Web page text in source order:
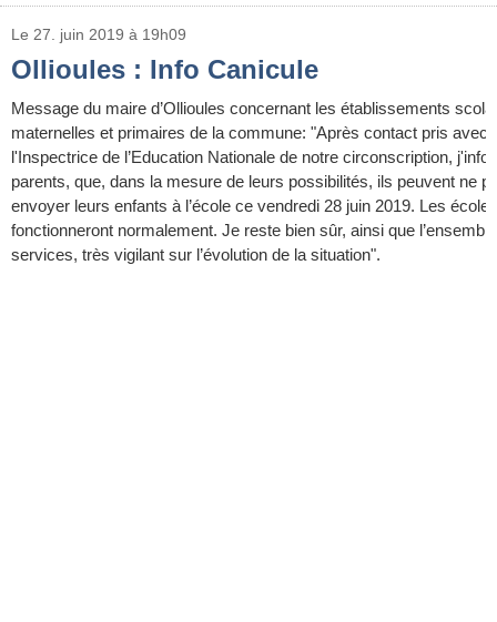
Le 27. juin 2019 à 19h09
Ollioules : Info Canicule
Message du maire d’Ollioules concernant les établissements
maternelles et primaires de la commune: "Après contact pris avec
l'Inspectrice de l’Education Nationale de notre circonscription,
parents, que, dans la mesure de leurs possibilités, ils peuvent ne
envoyer leurs enfants à l’école ce vendredi 28 juin 2019. Les écoles
fonctionneront normalement. Je reste bien sûr, ainsi que
services, très vigilant sur l’évolution de la situation".